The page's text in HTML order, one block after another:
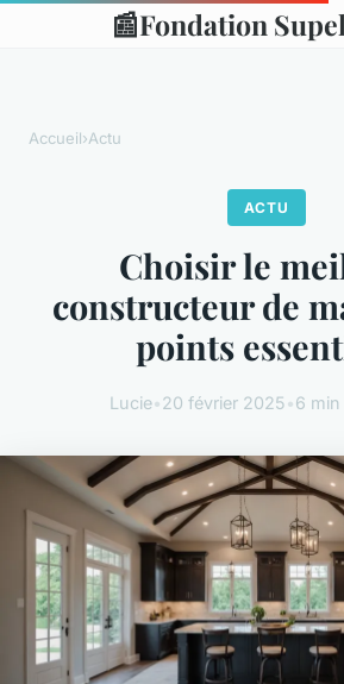
📰Fondation
Accueil›Actu
ACTU
Choisir le
constructeur de
points
Lucie•20 février 2025•6